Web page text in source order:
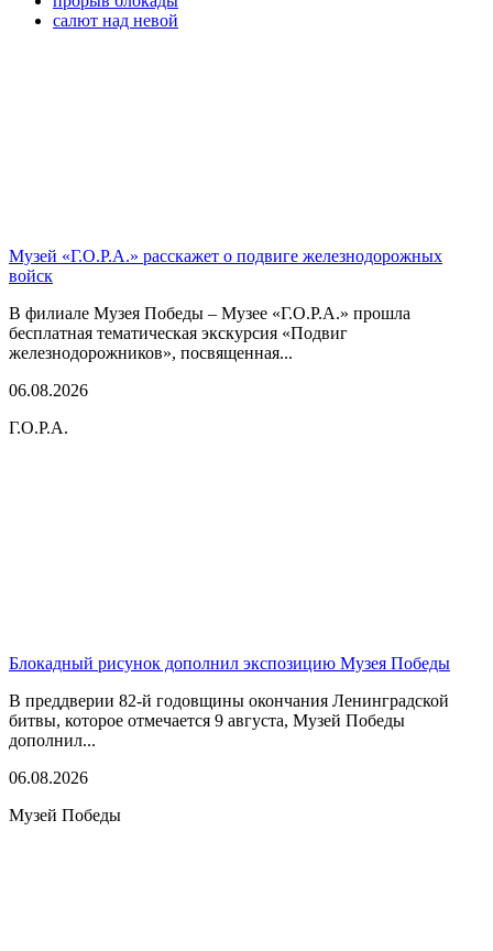
салют над невой
Музей «Г.О.Р.А.» расскажет о подвиге железнодорожных
войск
В филиале Музея Победы – Музее «Г.О.Р.А.» прошла
бесплатная тематическая экскурсия «Подвиг
железнодорожников», посвященная...
06.08.2026
Г.О.Р.А.
Блокадный рисунок дополнил экспозицию Музея Победы
В преддверии 82-й годовщины окончания Ленинградской
битвы, которое отмечается 9 августа, Музей Победы
дополнил...
06.08.2026
Музей Победы